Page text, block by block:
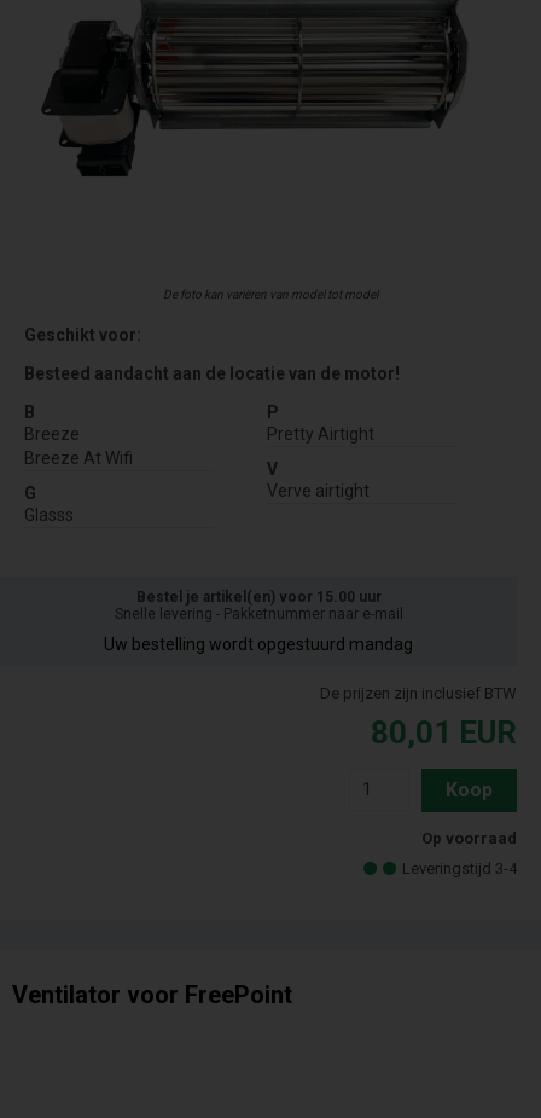
De foto kan variëren van model tot model
Geschikt voor:
Besteed aandacht aan de locatie van de motor!
B
Breeze
Breeze At Wifi
G
Glasss
P
Pretty Airtight
V
Verve airtight
Bestel je artikel(en) voor 15.00 uur
Snelle levering - Pakketnummer naar e-mail
Uw bestelling wordt opgestuurd mandag
De prijzen zijn inclusief BTW
80,01 EUR
Koop
Op voorraad
Leveringstijd 3-4
Ventilator voor FreePoint